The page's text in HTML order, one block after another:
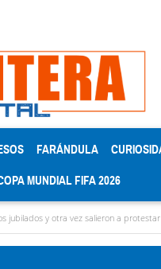
FARÁNDULA
MUNDIAL FIFA 2026
vez salieron a protestar en Mérida